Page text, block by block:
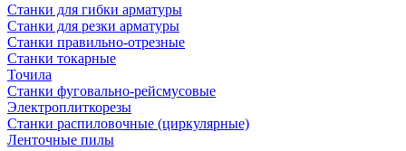
Станки для гибки арматуры
Станки для резки арматуры
Станки правильно-отрезные
Станки токарные
Точила
Станки фуговально-рейсмусовые
Электроплиткорезы
Станки распиловочные (циркулярные)
Ленточные пилы